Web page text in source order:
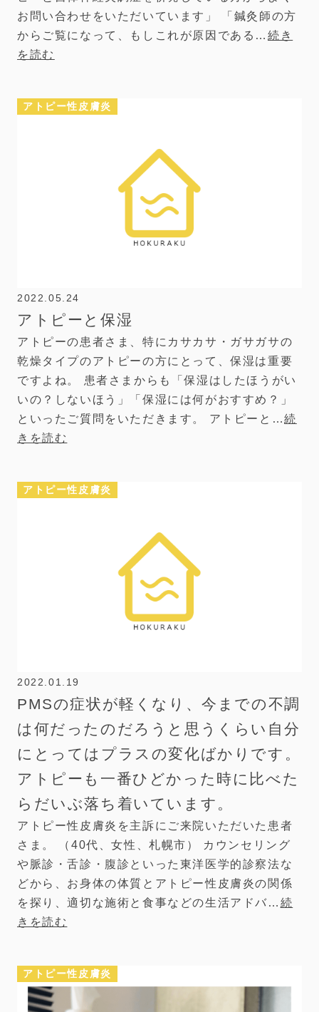
お問い合わせをいただいています」 「鍼灸師の方
からご覧になって、もしこれが原因である…続き
を読む
アトピー性皮膚炎
2022.05.24
アトピーと保湿
アトピーの患者さま、特にカサカサ・ガサガサの
乾燥タイプのアトピーの方にとって、保湿は重要
ですよね。 患者さまからも「保湿はしたほうがい
いの？しないほう」「保湿には何がおすすめ？」
といったご質問をいただきます。 アトピーと…続
きを読む
アトピー性皮膚炎
2022.01.19
PMSの症状が軽くなり、今までの不調
は何だったのだろうと思うくらい自分
にとってはプラスの変化ばかりです。
アトピーも一番ひどかった時に比べた
らだいぶ落ち着いています。
アトピー性皮膚炎を主訴にご来院いただいた患者
さま。 （40代、女性、札幌市） カウンセリング
や脈診・舌診・腹診といった東洋医学的診察法な
どから、お身体の体質とアトピー性皮膚炎の関係
を探り、適切な施術と食事などの生活アドバ… 続
きを読む
アトピー性皮膚炎